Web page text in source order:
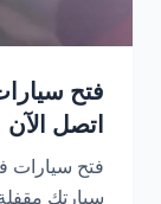
اتصل الآن
سيارتك